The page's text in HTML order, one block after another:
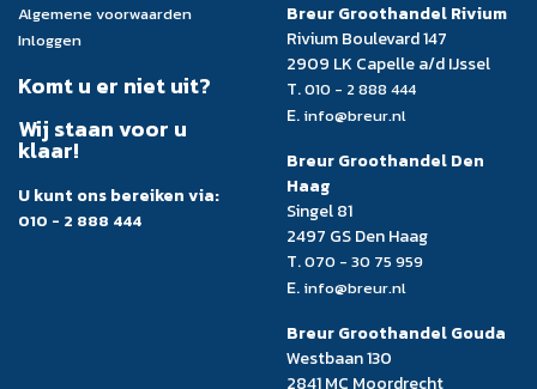
Algemene voorwaarden
Inloggen
Komt u er niet uit?
Wij staan voor u
klaar!
U kunt ons bereiken via:
010 - 2 888 444
Breur Groothandel Rivium
Rivium Boulevard 147
2909 LK Capelle a/d IJssel
T.010 - 2 888 444
E. info@breur.nl
Breur Groothandel Den
Haag
Singel 81
2497 GS Den Haag
T.070 - 30 75 959
E. info@breur.nl
Breur Groothandel Gouda
Westbaan 130
2841 MC Moordrecht